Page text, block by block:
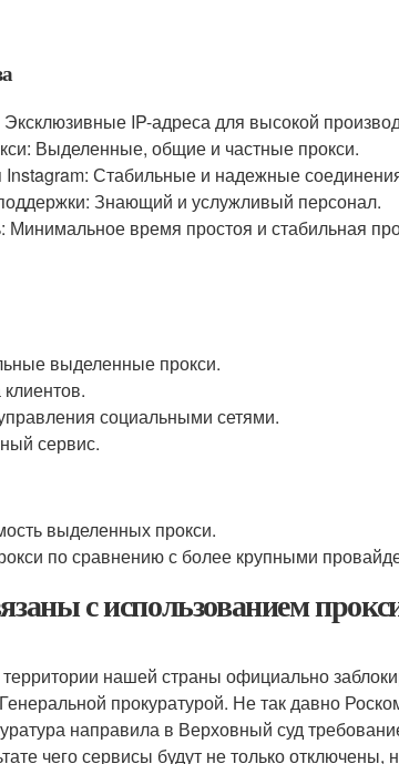
IP-адреса для высокой
Выделенные, общие и частные прокси.
Стабильные и надежные
Знающий и услужливый персонал.
время простоя и стабильная
выделенные прокси.
социальными сетями.
сервис.
выделенных прокси.
по сравнению с более крупными
с использованием
нашей страны официально
прокуратурой. Не так давно
направила в Верховный суд
чего сервисы будут не только